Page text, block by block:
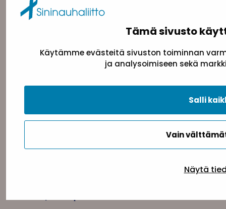
Tämä sivusto
Käytämme evästeitä sivuston toiminnan
ja analysoimiseen sekä
Vain
Salli
Näytä
toimisto@sininauha.fi